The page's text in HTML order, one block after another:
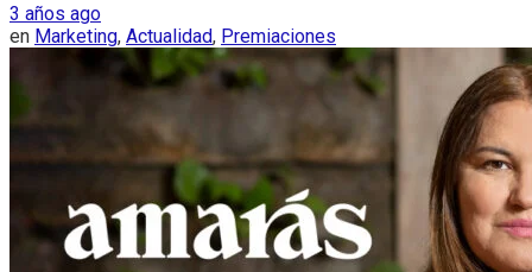
3 años ago
en Marketing, Actualidad, Premiaciones